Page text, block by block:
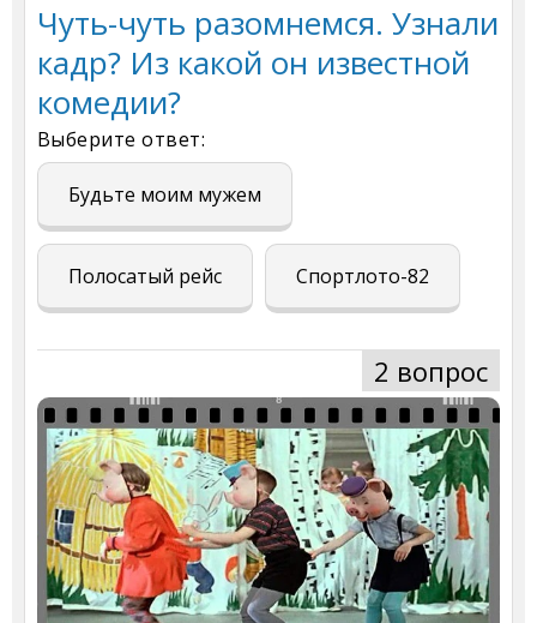
Чуть-чуть разомнемся. Узнали
кадр? Из какой он известной
комедии?
Выберите ответ:
Будьте моим мужем
Полосатый рейс Спортлото-82
2 вопрос